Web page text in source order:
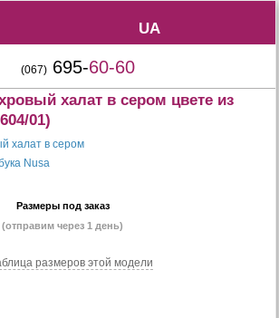
UA
UA
(067) 695-60-60
халат в сером цвете из
01)
Размеры под заказ
(отправим через 1 день)
размеров этой модели